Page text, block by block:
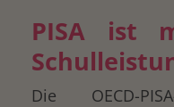
PISA ist
Die OECD-